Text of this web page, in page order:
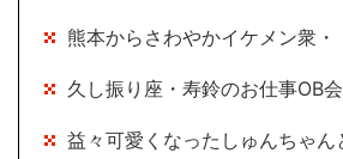
熊本からさわやかイケメン衆
久し振り座・寿鈴のお仕事OB会
益々可愛くなったしゅんちゃん